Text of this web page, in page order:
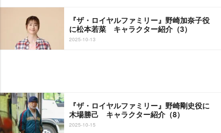
『ザ・ロイヤルファミリー』野崎加奈子役
に松本若菜 キャラクター紹介（3）
2025-10-13
『ザ・ロイヤルファミリー』野崎剛史役に
木場勝己 キャラクター紹介（8）
2025-10-15